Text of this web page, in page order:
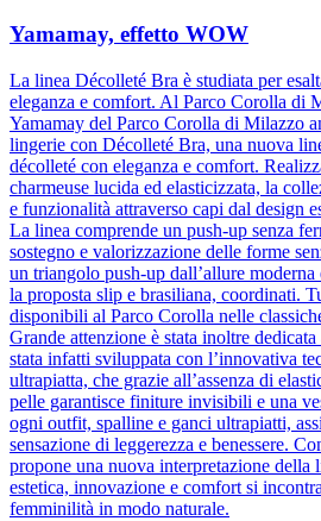
Yamamay, effetto WOW
La linea Décolleté Bra è studiata per
eleganza e comfort. Al Parco Corolla di
Yamamay del Parco Corolla di Milazzo
lingerie con Décolleté Bra, una nuova
décolleté con eleganza e comfort.
charmeuse lucida ed elasticizzata, la
e funzionalità attraverso capi dal design
La linea comprende un push-up senza
sostegno e valorizzazione delle forme
un triangolo push-up dall’allure
la proposta slip e brasiliana, coordinati.
disponibili al Parco Corolla nelle
Grande attenzione è stata inoltre
stata infatti sviluppata con l’innovativa
ultrapiatta, che grazie all’assenza di
pelle garantisce finiture invisibili e una
ogni outfit, spalline e ganci ultrapiatti,
sensazione di leggerezza e benessere.
propone una nuova interpretazione della
estetica, innovazione e comfort si
femminilità in modo naturale.